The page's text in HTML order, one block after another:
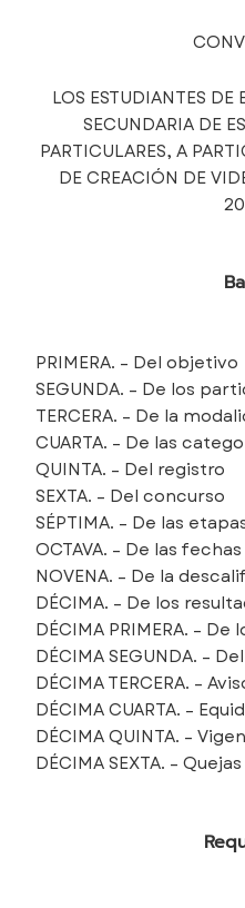
LOS ESTUDIANTES
SECUNDARIA DE
PARTICULARES, A
DE CREACIÓN DE
PRIMERA. – Del objetivo
SEGUNDA. – De los
TERCERA. – De la
CUARTA. – De las
QUINTA. – Del registro
SEXTA. – Del concurso
SÉPTIMA. – De las
OCTAVA. – De las
NOVENA. – De la
DÉCIMA. – De los
DÉCIMA PRIMERA. – De
DÉCIMA SEGUNDA. –
DÉCIMA TERCERA. –
DÉCIMA CUARTA. –
DÉCIMA QUINTA. –
DÉCIMA SEXTA. –